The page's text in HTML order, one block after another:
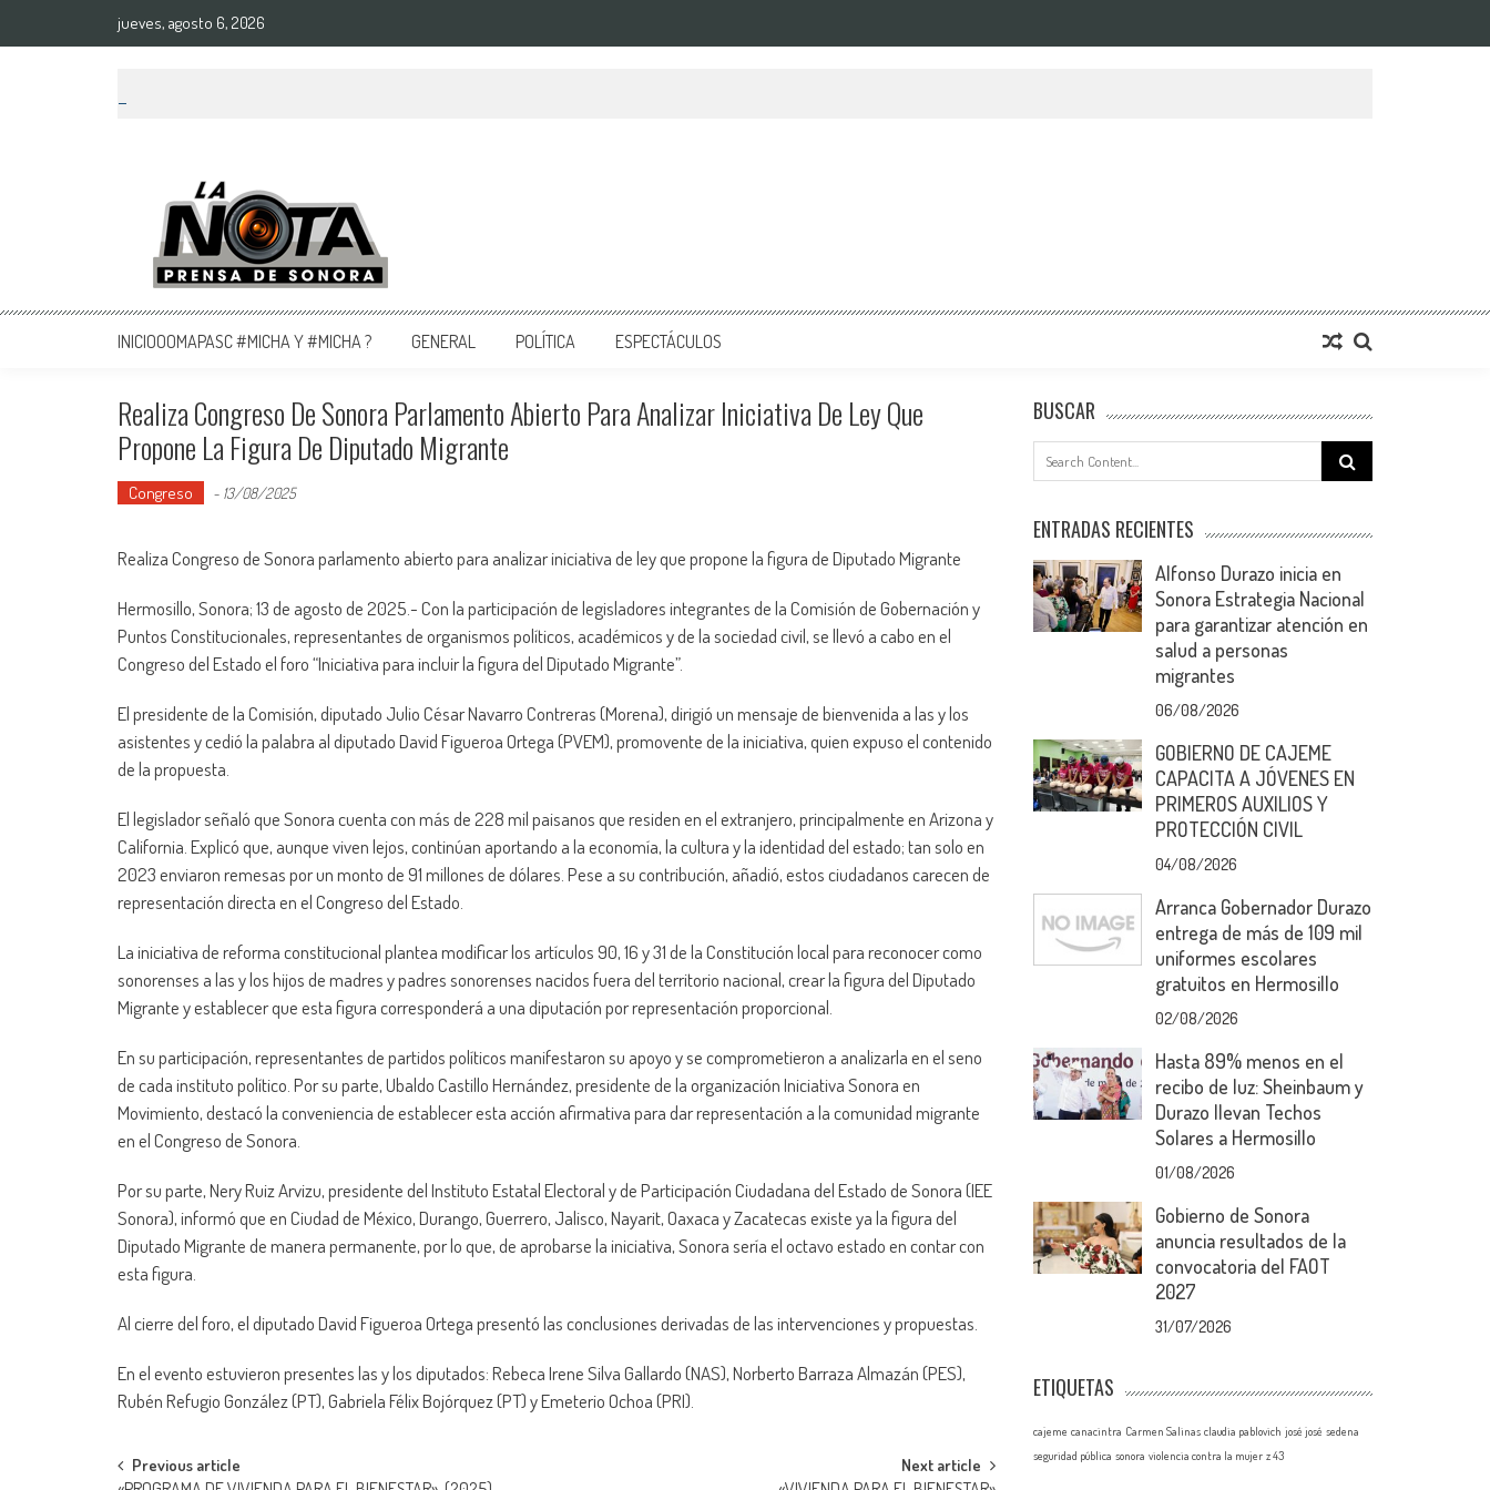
jueves, agosto 6, 2026
La Nota Prensa De Sonora
Noticias del día
INICIOOOMAPASC #MICHA Y #MICHA ? GENERAL POLÍTICA ESPECTÁCULOS
Realiza Congreso De Sonora Parlamento Abierto Para Analizar Iniciativa De Ley Que
Propone La Figura De Diputado Migrante
Congreso - 13/08/2025
Realiza Congreso de Sonora parlamento abierto para analizar iniciativa de ley que propone la figura de Diputado Migrante
Hermosillo, Sonora; 13 de agosto de 2025.- Con la participación de legisladores integrantes de la Comisión de Gobernación y
Puntos Constitucionales, representantes de organismos políticos, académicos y de la sociedad civil, se llevó a cabo en el
Congreso del Estado el foro “Iniciativa para incluir la figura del Diputado Migrante”.
El presidente de la Comisión, diputado Julio César Navarro Contreras (Morena), dirigió un mensaje de bienvenida a las y los
asistentes y cedió la palabra al diputado David Figueroa Ortega (PVEM), promovente de la iniciativa, quien expuso el contenido
de la propuesta.
El legislador señaló que Sonora cuenta con más de 228 mil paisanos que residen en el extranjero, principalmente en Arizona y
California. Explicó que, aunque viven lejos, continúan aportando a la economía, la cultura y la identidad del estado; tan solo en
2023 enviaron remesas por un monto de 91 millones de dólares. Pese a su contribución, añadió, estos ciudadanos carecen de
representación directa en el Congreso del Estado.
La iniciativa de reforma constitucional plantea modificar los artículos 90, 16 y 31 de la Constitución local para reconocer como
sonorenses a las y los hijos de madres y padres sonorenses nacidos fuera del territorio nacional, crear la figura del Diputado
Migrante y establecer que esta figura corresponderá a una diputación por representación proporcional.
En su participación, representantes de partidos políticos manifestaron su apoyo y se comprometieron a analizarla en el seno
de cada instituto político. Por su parte, Ubaldo Castillo Hernández, presidente de la organización Iniciativa Sonora en
Movimiento, destacó la conveniencia de establecer esta acción afirmativa para dar representación a la comunidad migrante
en el Congreso de Sonora.
Por su parte, Nery Ruiz Arvizu, presidente del Instituto Estatal Electoral y de Participación Ciudadana del Estado de Sonora (IEE
Sonora), informó que en Ciudad de México, Durango, Guerrero, Jalisco, Nayarit, Oaxaca y Zacatecas existe ya la figura del
Diputado Migrante de manera permanente, por lo que, de aprobarse la iniciativa, Sonora sería el octavo estado en contar con
esta figura.
Al cierre del foro, el diputado David Figueroa Ortega presentó las conclusiones derivadas de las intervenciones y propuestas.
En el evento estuvieron presentes las y los diputados: Rebeca Irene Silva Gallardo (NAS), Norberto Barraza Almazán (PES),
Rubén Refugio González (PT), Gabriela Félix Bojórquez (PT) y Emeterio Ochoa (PRI).
Post
Previous article Next article
BUSCAR
Search
for:
ENTRADAS RECIENTES
Alfonso Durazo inicia en
Sonora Estrategia Nacional
para garantizar atención en
salud a personas
migrantes
06/08/2026
GOBIERNO DE CAJEME
CAPACITA A JÓVENES EN
PRIMEROS AUXILIOS Y
PROTECCIÓN CIVIL
04/08/2026
Arranca Gobernador Durazo
entrega de más de 109 mil
uniformes escolares
gratuitos en Hermosillo
02/08/2026
Hasta 89% menos en el
recibo de luz: Sheinbaum y
Durazo llevan Techos
Solares a Hermosillo
01/08/2026
Gobierno de Sonora
anuncia resultados de la
convocatoria del FAOT
2027
31/07/2026
ETIQUETAS
cajeme canacintra Carmen Salinas claudia pablovich josé josé sedena
seguridad pública sonora violencia contra la mujer z 43